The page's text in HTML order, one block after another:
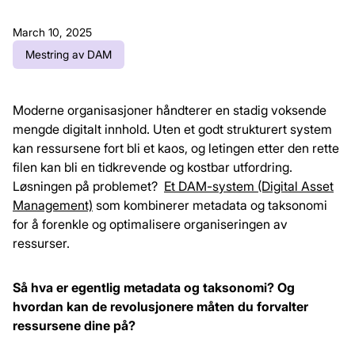
March 10, 2025
Mestring av DAM
Moderne organisasjoner håndterer en stadig voksende
mengde digitalt innhold. Uten et godt strukturert system
kan ressursene fort bli et kaos, og letingen etter den rette
filen kan bli en tidkrevende og kostbar utfordring.
Løsningen på problemet? Et DAM-system (Digital Asset
Management) som kombinerer metadata og taksonomi
for å forenkle og optimalisere organiseringen av
ressurser.
Så hva er egentlig metadata og taksonomi? Og
hvordan kan de revolusjonere måten du forvalter
ressursene dine på?